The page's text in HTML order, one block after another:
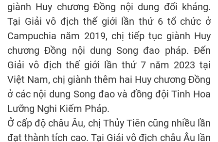
giành Huy chương Đồng nội dung đối kháng.
Tại Giải vô địch thế giới lần thứ 6 tổ chức ở
Campuchia năm 2019, chị tiếp tục giành Huy
chương Đồng nội dung Song đao pháp. Đến
Giải vô địch thế giới lần thứ 7 năm 2023 tại
Việt Nam, chị giành thêm hai Huy chương Đồng
ở các nội dung Song đao và đồng đội Tinh Hoa
Lưỡng Nghi Kiếm Pháp.
Ở cấp độ châu Âu, chị Thủy Tiên cũng nhiều lần
đạt thành tích cao. Tại Giải vô địch châu Âu lần